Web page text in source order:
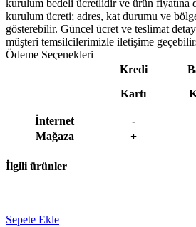
kurulum bedeli ücretlidir ve ürün fiyatına
kurulum ücreti; adres, kat durumu ve
gösterebilir. Güncel ücret ve teslimat
müşteri temsilcilerimizle iletişime
Ödeme Seçenekleri
Kredi
Kartı
İnternet -
Mağaza
+
İlgili ürünler
Sepete Ekle